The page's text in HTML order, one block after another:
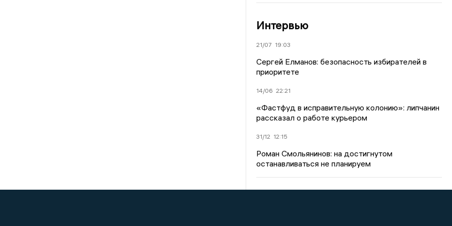
Интервью
21/07 19:03
Сергей Елманов: безопасность избирателей в
приоритете
14/06 22:21
«Фастфуд в исправительную колонию»: липчанин
рассказал о работе курьером
31/12 12:15
Роман Смольянинов: на достигнутом
останавливаться не планируем